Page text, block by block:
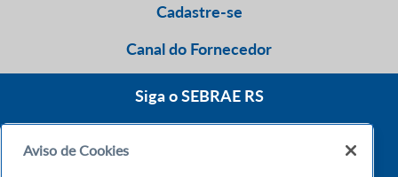
Cadastre-se
Canal do Fornecedor
Siga o SEBRAE RS
Aviso de Cookies